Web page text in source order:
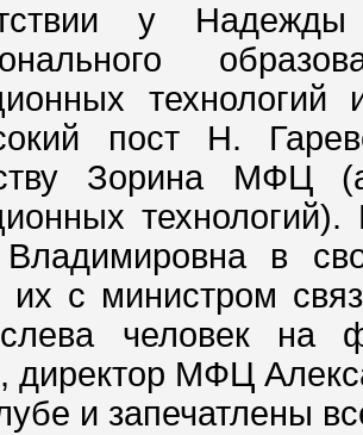
у Надежды
технологий
пост Н.
Зорина МФЦ
в
их с министром
человек на
директор МФЦ
и запечатлены